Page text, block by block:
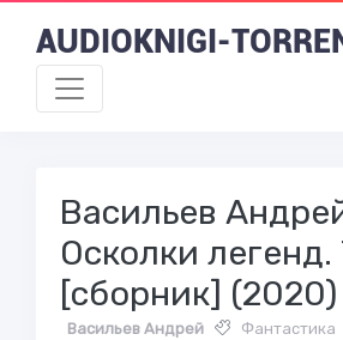
AUDIOKNIGI-
Васильев
Осколки легенд.
[сборник] (2020)
Васильев Андрей Фантастика